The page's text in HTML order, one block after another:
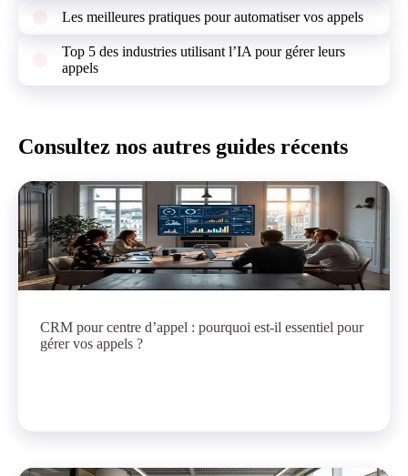
Les meilleures pratiques pour automatiser vos appels
Top 5 des industries utilisant l’IA pour gérer leurs
appels
Consultez nos autres guides récents
CRM pour centre d’appel : pourquoi est-il essentiel pour
gérer vos appels ?